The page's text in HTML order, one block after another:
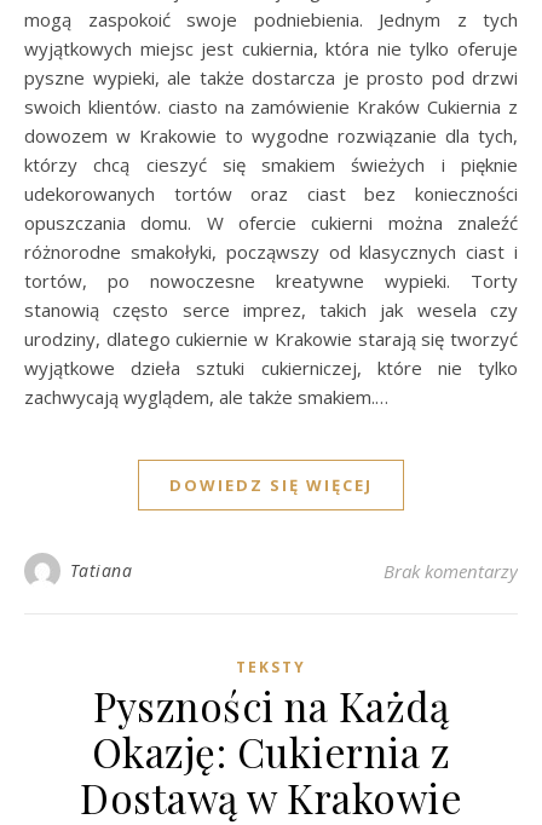
mogą zaspokoić swoje podniebienia. Jednym z tych
wyjątkowych miejsc jest cukiernia, która nie tylko oferuje
pyszne wypieki, ale także dostarcza je prosto pod drzwi
swoich klientów. ciasto na zamówienie Kraków Cukiernia z
dowozem w Krakowie to wygodne rozwiązanie dla tych,
którzy chcą cieszyć się smakiem świeżych i pięknie
udekorowanych tortów oraz ciast bez konieczności
opuszczania domu. W ofercie cukierni można znaleźć
różnorodne smakołyki, począwszy od klasycznych ciast i
tortów, po nowoczesne kreatywne wypieki. Torty
stanowią często serce imprez, takich jak wesela czy
urodziny, dlatego cukiernie w Krakowie starają się tworzyć
wyjątkowe dzieła sztuki cukierniczej, które nie tylko
zachwycają wyglądem, ale także smakiem.…
DOWIEDZ SIĘ WIĘCEJ
Tatiana Brak komentarzy
TEKSTY
Pyszności na Każdą
Okazję: Cukiernia z
Dostawą w Krakowie